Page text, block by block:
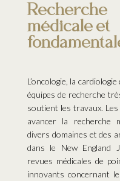
Recherche
médicale et
L’oncologie, la
équipes de recherche
soutient les travaux.
avancer la recherche
divers domaines et des
dans le New England
revues médicales de
innovants concernant